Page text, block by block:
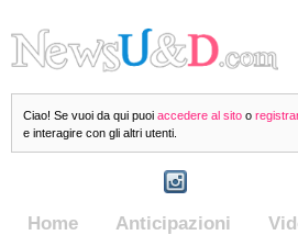
Ciao! Se vuoi da qui puoi accedere al sito o
e interagire con gli altri utenti.
Home Anticipazioni